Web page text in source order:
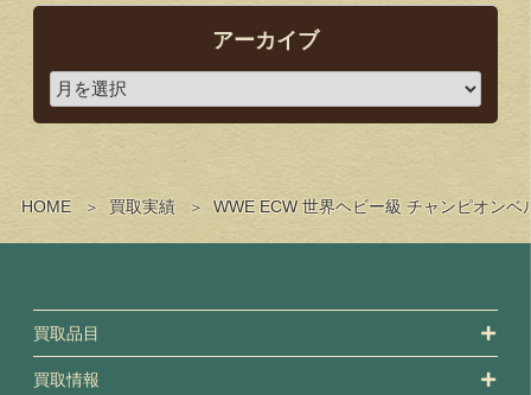
HOME 買取実績 WWE ECW 世界ヘビー級 チャンピオン
アーカイブ
買取品目
買取情報